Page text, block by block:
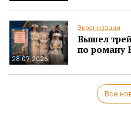
28.07.2026
Экранизации
Вышел
по роману
Все